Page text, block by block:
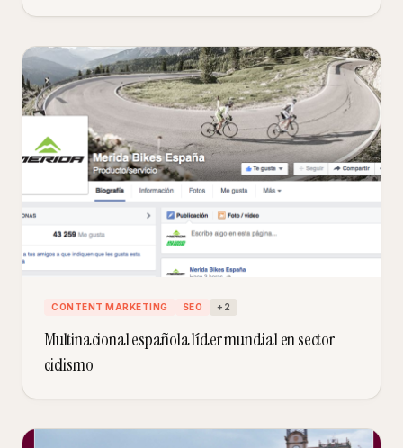
CONTENT MARKETING SEO + 2
Multinacional española líder mundial en sector
ciclismo